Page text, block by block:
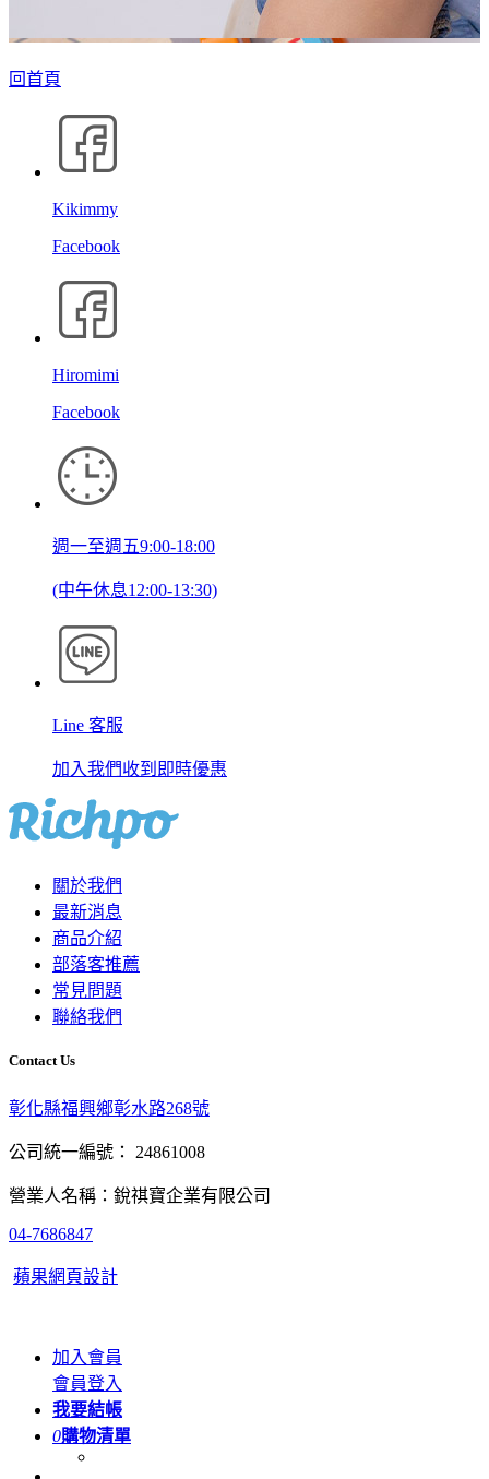
回首頁
Kikimmy
Facebook
Hiromimi
Facebook
週一至週五9:00-18:00
(中午休息12:00-13:30)
Line 客服
加入我們收到即時優惠
關於我們
最新消息
商品介紹
部落客推薦
常見問題
聯絡我們
Contact Us
彰化縣福興鄉彰水路268號
公司統一編號： 24861008
營業人名稱：銳祺寶企業有限公司
04-7686847
蘋果網頁設計
加入會員
會員登入
我要結帳
0購物清單